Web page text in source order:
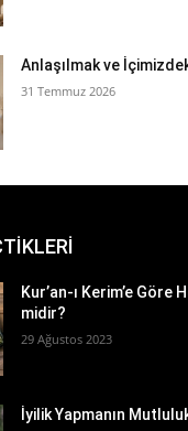
Anlaşılmak ve
31 Temmuz 2026
Kur’an-ı Kerim’e Göre
midir?
29 Ağustos 2023
İyilik Yapmanın